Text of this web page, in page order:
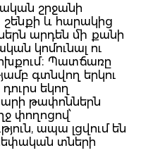
շրջանի
և հարակից
արդեն մի քանի
կոմունալ ու
Պատճառը
գտնվող երկու
եկող
թափոններն
փողոցով՝
ապա լցվում են
տների